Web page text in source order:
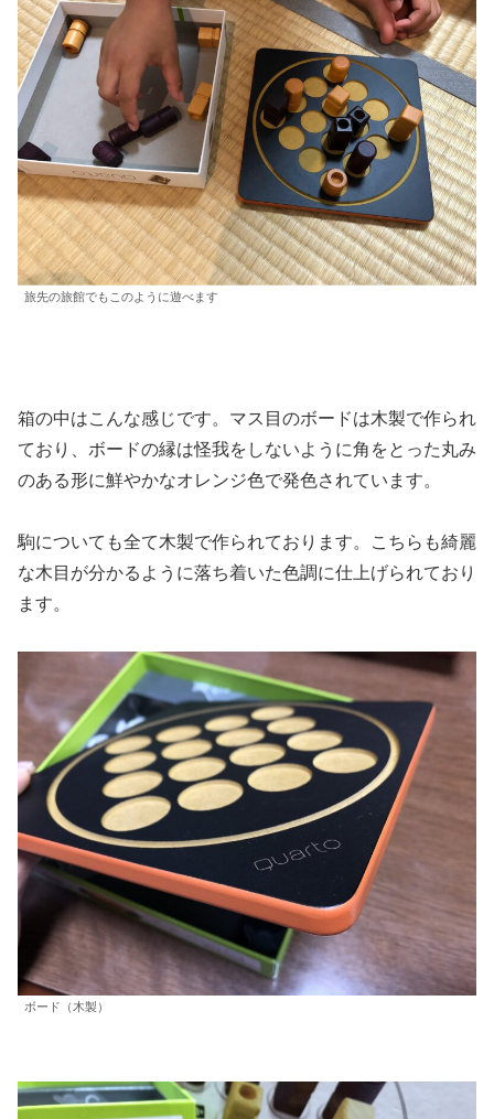
旅先の旅館でもこのように遊べます
箱の中はこんな感じです。マス目のボードは木製で作られ
ており、ボードの縁は怪我をしないように角をとった丸み
のある形に鮮やかなオレンジ色で発色されています。
駒についても全て木製で作られております。こちらも綺麗
な木目が分かるように落ち着いた色調に仕上げられており
ます。
ボード（木製）